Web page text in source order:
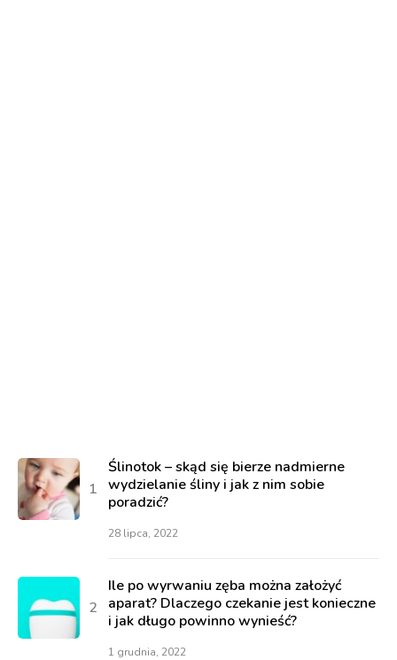
Ślinotok – skąd się bierze nadmierne
wydzielanie śliny i jak z nim sobie
poradzić?
28 lipca, 2022
Ile po wyrwaniu zęba można założyć
aparat? Dlaczego czekanie jest konieczne
i jak długo powinno wynieść?
1 grudnia, 2022